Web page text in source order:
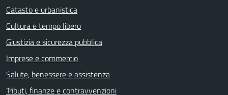
Catasto e urbanistica
Cultura e tempo libero
Giustizia e sicurezza pubblica
Imprese e commercio
Salute, benessere e assistenza
Tributi, finanze e contravvenzioni